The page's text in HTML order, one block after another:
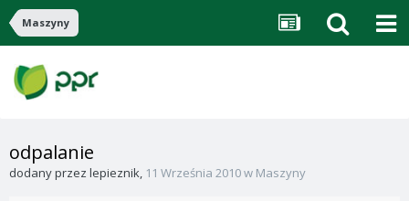
Maszyny
odpalanie
dodany przez lepieznik, 11 Września 2010w Maszyny